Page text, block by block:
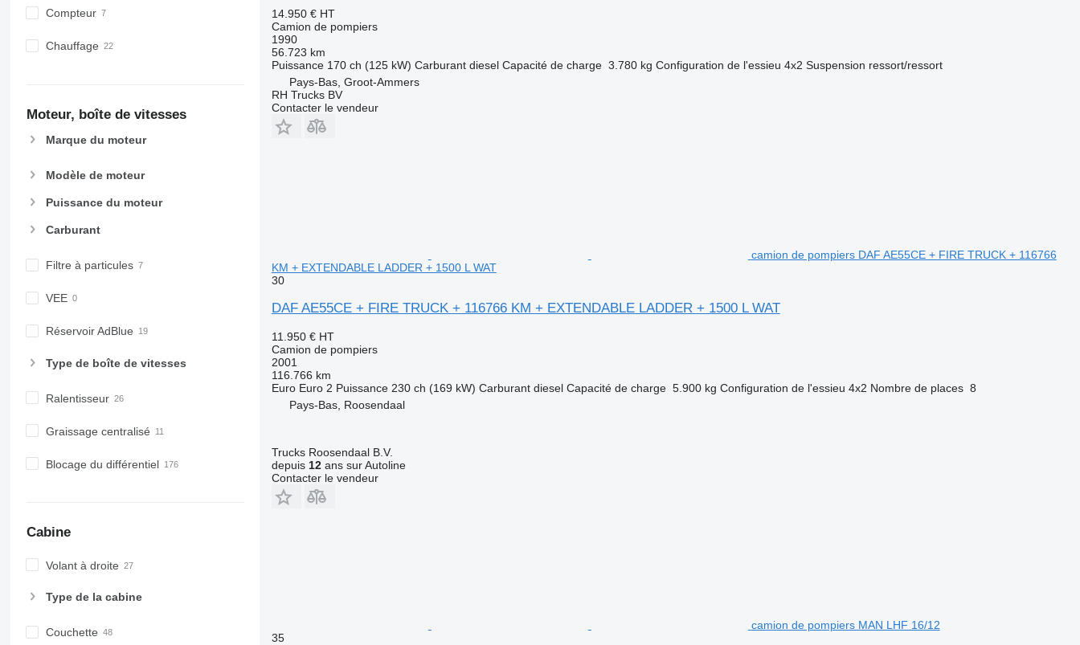
Compteur
Chauffage
Moteur, boîte de vitesses
Marque du moteur
Modèle de moteur
Puissance du moteur
Carburant
Filtre à particules
VEE
Réservoir AdBlue
Type de boîte de vitesses
Ralentisseur
Graissage centralisé
Blocage du différentiel
Cabine
Volant à droite
Type de la cabine
Couchette
14.950 € HT
Camion de pompiers
1990
56.723 km
Puissance 170 ch (125 kW) Carburant diesel Capacité de charge 3.780 kg Configuration de l'essieu 4x2 Suspension ressort/ressort
Pays-Bas, Groot-Ammers
RH Trucks BV
Contacter le vendeur
camion de pompiers DAF AE55CE + FIRE TRUCK + 116766
KM + EXTENDABLE LADDER + 1500 L WAT
30
DAF AE55CE + FIRE TRUCK + 116766 KM + EXTENDABLE LADDER + 1500 L WAT
11.950 € HT
Camion de pompiers
2001
116.766 km
Euro Euro 2 Puissance 230 ch (169 kW) Carburant diesel Capacité de charge 5.900 kg Configuration de l'essieu 4x2 Nombre de places 8
Pays-Bas, Roosendaal
Trucks Roosendaal B.V.
depuis 12ans sur Autoline
Contacter le vendeur
camion de pompiers MAN LHF 16/12
35